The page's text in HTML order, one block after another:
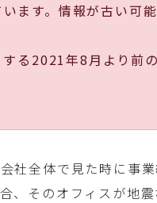
ます。情報が古い可
る2021年8月より前
社全体で見た時に事
、そのオフィスが地